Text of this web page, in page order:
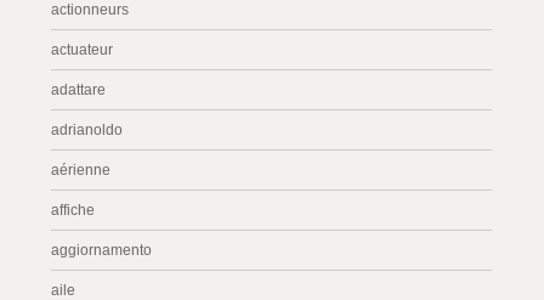
actionneurs
actuateur
adattare
adrianoldo
aérienne
affiche
aggiornamento
aile